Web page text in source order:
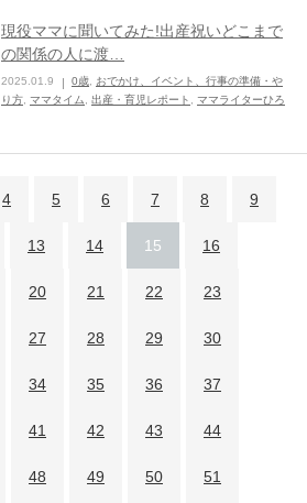
現役ママに聞いてみた!出産祝いどこまで
の関係の人に渡…
2025.01.9 0歳
おでかけ、イベント、行事の準備・や
り方 ママタイム 出産・育児レポート ママライターひろ
4 5 6 7 8 9
13 14 15 16
20 21 22 23
27 28 29 30
34 35 36 37
41 42 43 44
48 49 50 51